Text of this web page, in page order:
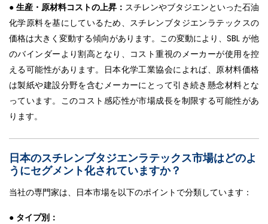
● 生産・原材料コストの上昇： スチレンやブタジエンといった石油
化学原料を基にしているため、スチレンブタジエンラテックスの
価格は大きく変動する傾向があります。この変動により、SBL が他
のバインダーより割高となり、コスト重視のメーカーが使用を控
える可能性があります。日本化学工業協会によれば、原材料価格
は製紙や建設分野を含むメーカーにとって引き続き懸念材料とな
っています。このコスト感応性が市場成長を制限する可能性があ
ります。
日本のスチレンブタジエンラテックス市場はどのよ
うにセグメント化されていますか？
当社の専門家は、日本市場を以下のポイントで分類しています：
● タイプ別：